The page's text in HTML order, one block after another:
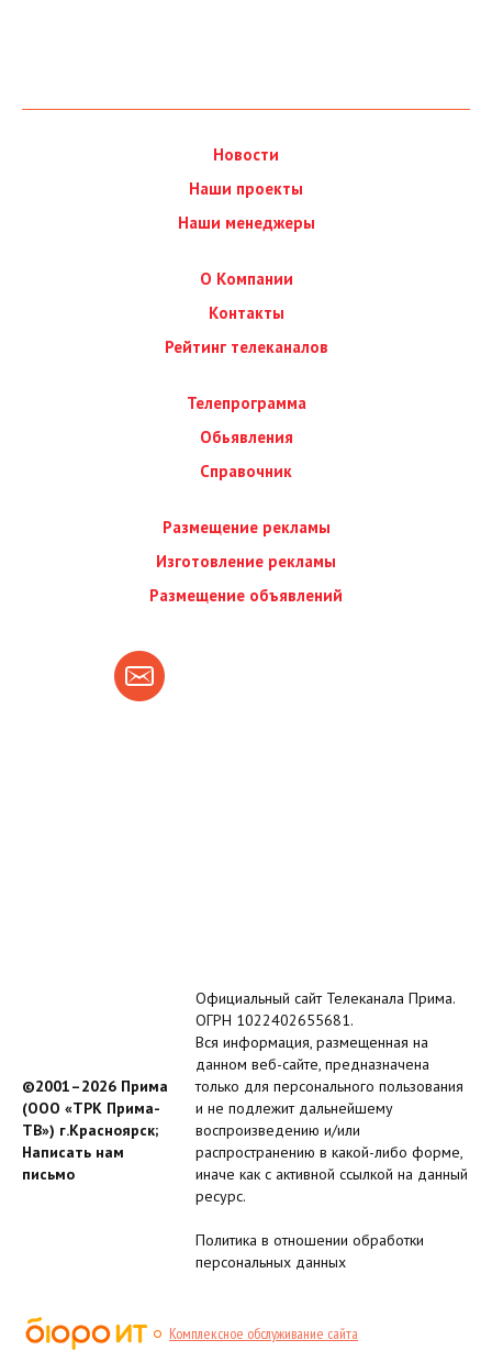
Новости
Наши проекты
Наши менеджеры
О Компании
Контакты
Рейтинг телеканалов
Телепрограмма
Обьявления
Справочник
Размещение рекламы
Изготовление рекламы
Размещение объявлений
©2001–2026 Прима
(ООО «ТРК Прима-
ТВ») г.Красноярск;
Написать нам
письмо
Официальный сайт Телеканала Прима.
ОГРН 1022402655681.
Вся информация, размещенная на
данном веб-сайте, предназначена
только для персонального пользования
и не подлежит дальнейшему
воспроизведению и/или
распространению в какой-либо форме,
иначе как с активной ссылкой на данный
ресурс.
Политика в отношении обработки
персональных данных
Комплексное обслуживание сайта